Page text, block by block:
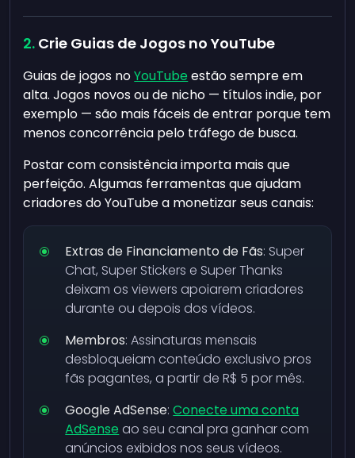
Crie Guias de Jogos no YouTube
Guias de jogos noYouTube estão sempre em
alta. Jogos novos ou de nicho — títulos indie, por
exemplo — são mais fáceis de entrar porque tem
menos concorrência pelo tráfego de busca.
Postar com consistência importa mais que
perfeição. Algumas ferramentas que ajudam
criadores do YouTube a monetizar seus canais:
Extras de Financiamento de Fãs: Super
Chat, Super Stickers e Super Thanks
deixam os viewers apoiarem criadores
durante ou depois dos vídeos.
Membros: Assinaturas mensais
desbloqueiam conteúdo exclusivo pros
fãs pagantes, a partir de R$ 5 por mês.
Google AdSense:Conecte uma conta
AdSense ao seu canal pra ganhar com
anúncios exibidos nos seus vídeos.